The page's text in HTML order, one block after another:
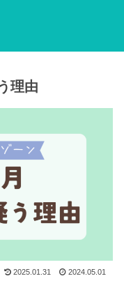
理由
2025.01.31 2024.05.01